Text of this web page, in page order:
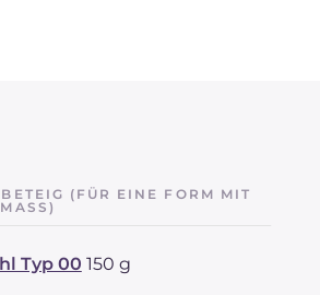
(FÜR EINE FORM MIT
Typ 00 150 g